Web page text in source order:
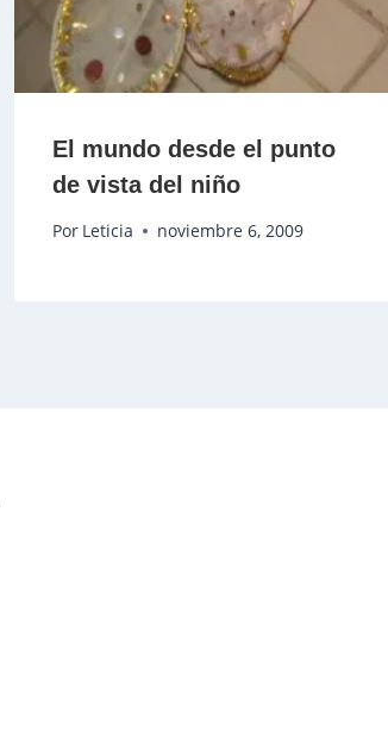
El mundo desde el punto
de vista del niño
Por Leticia noviembre 6, 2009